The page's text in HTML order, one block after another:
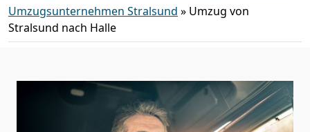
Umzugsunternehmen Stralsund » Umzug von
Stralsund nach Halle